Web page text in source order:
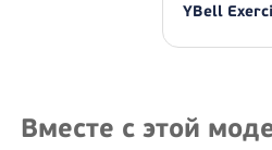
YBell
Вместе с этой